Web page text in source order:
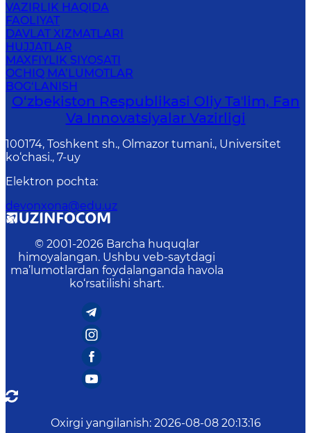
VAZIRLIK HAQIDA
FAOLIYAT
DAVLAT XIZMATLARI
HUJJATLAR
MAXFIYLIK SIYOSATI
OCHIQ MA’LUMOTLAR
BOG‘LANISH
O‘zbekiston Respublikasi Oliy Taʼlim, Fan
Va Innovatsiyalar Vazirligi
100174, Toshkent sh., Olmazor tumani., Universitet
ko‘chasi., 7-uy
Elektron pochta:
devonxona@edu.uz
© 2001-2026 Barcha huquqlar
himoyalangan. Ushbu veb-saytdagi
ma’lumotlardan foydalanganda havola
ko‘rsatilishi shart.
Oxirgi yangilanish: 2026-08-08 20:13:16